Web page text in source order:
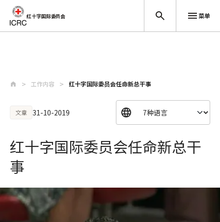
红十字国际委员会 菜单
工作内容 红十字国际委员会任命新总干事
文章 31-10-2019
红十字国际委员会任命新总干
事